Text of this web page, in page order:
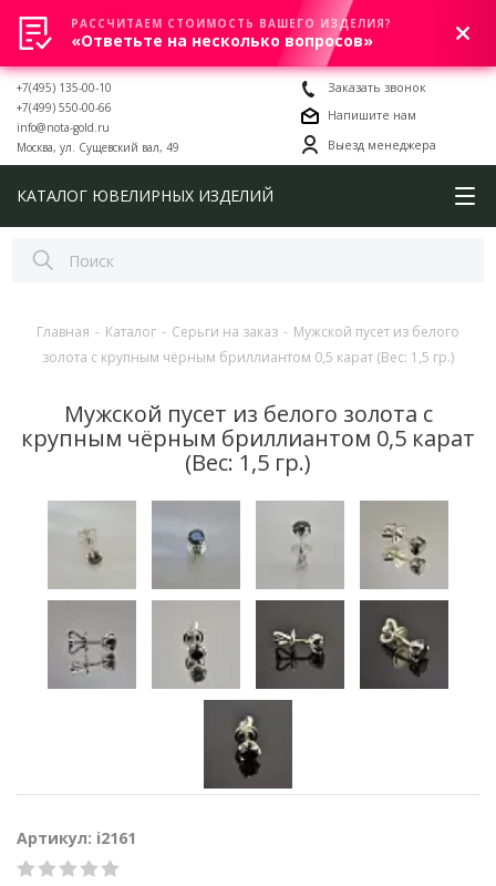
0
+7(495) 135-00-10
+7(499) 550-00-66
info@nota-gold.ru
Москва, ул. Сущевский вал, 49
Заказать звонок
Напишите нам
Выезд менеджера
КАТАЛОГ ЮВЕЛИРНЫХ ИЗДЕЛИЙ
Главная - Каталог - Серьги на заказ - Мужской пусет из белого
золота с крупным чёрным бриллиантом 0,5 карат (Вес: 1,5 гр.)
Мужской пусет из белого золота с
крупным чёрным бриллиантом 0,5 карат
(Вес: 1,5 гр.)
Артикул: i2161
РАССЧИТАЕМ СТОИМОСТЬ ВАШЕГО ИЗДЕЛИЯ?
«Ответьте на несколько вопросов»